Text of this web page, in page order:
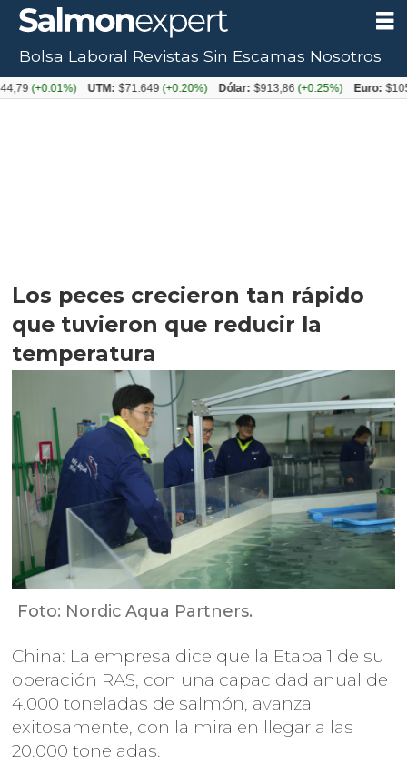
Los peces crecieron tan rápido
que tuvieron que reducir la
temperatura
Foto: Nordic Aqua Partners.
China: La empresa dice que la Etapa 1 de su
operación RAS, con una capacidad anual de
4.000 toneladas de salmón, avanza
exitosamente, con la mira en llegar a las
20.000 toneladas.
Bolsa Laboral Revistas Sin Escamas Nosotros
UTM: $71.649(+0.20%) Dólar: $913,86(+0.25%) Euro: $1053,08(-